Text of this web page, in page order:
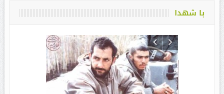
با شهدا